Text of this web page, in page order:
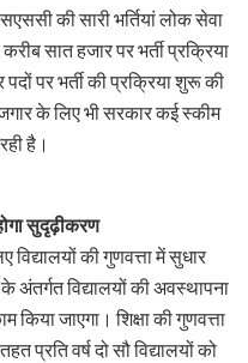
की सारी भर्तियां लोक सेवा
सात हजार पर भर्ती प्रक्रिया
पर भर्ती की प्रक्रिया शुरू की
के लिए भी सरकार कई स्कीम
है।
सुदृढ़ीकरण
विद्यालयों की गुणवत्ता में सुधार
के अंतर्गत विद्यालयों की अवस्थापना
जाएगा। शिक्षा की गुणवत्ता
प्रति वर्ष दो सौ विद्यालयों को